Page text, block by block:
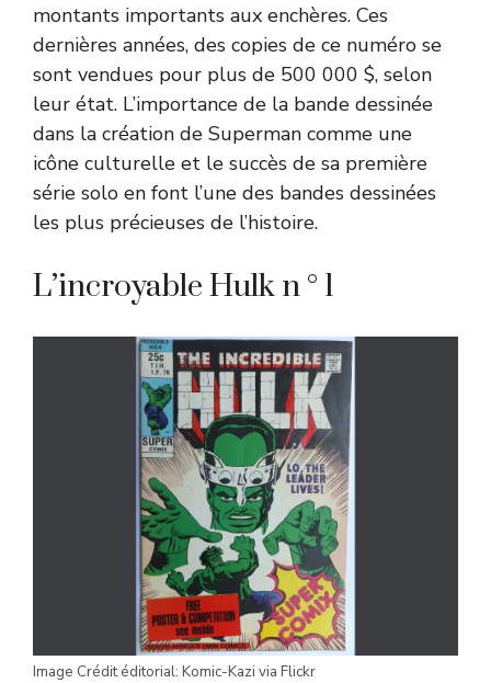
montants importants aux enchères. Ces
dernières années, des copies de ce numéro se
sont vendues pour plus de 500 000 $, selon
leur état. L’importance de la bande dessinée
dans la création de Superman comme une
icône culturelle et le succès de sa première
série solo en font l’une des bandes dessinées
les plus précieuses de l’histoire.
L’incroyable Hulk n ° 1
Image Crédit éditorial: Komic-Kazi via Flickr